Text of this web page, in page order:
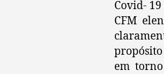
Covid-
CFM
em torno